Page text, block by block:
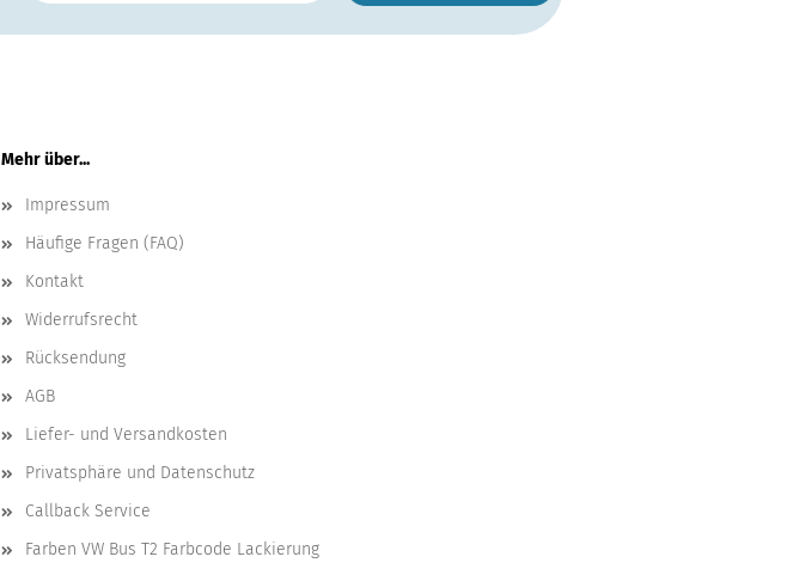
Mehr über...
Impressum
Häufige Fragen (FAQ)
Kontakt
Widerrufsrecht
Rücksendung
AGB
Liefer- und Versandkosten
Privatsphäre und Datenschutz
Callback Service
Farben VW Bus T2 Farbcode Lackierung